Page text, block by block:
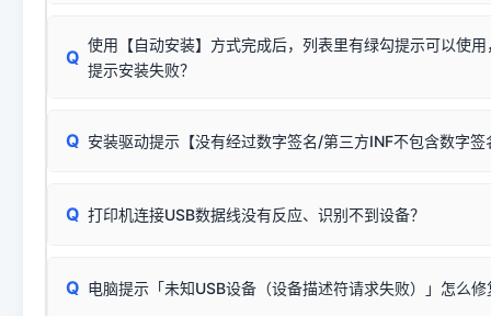
Q
使用【自动安装】方式完成后，列表里有绿勾提示可以使
提示安装失败？
由于本站驱动包集成了32位和64位驱动，自动安装程序在运
✔ 可以使用了
：代表与您当
（被自动跳过），并不影响正
Q 安装驱动提示【没有经过数字签名/第三方INF不包含数字
往往会弹出此类提示。
系统（如 Win10/Win11 最新版）已彻底不再识别老旧驱
致安装失败。请尝试以下方案：
Q 打印机连接USB数据线没有反应、识别不到设备？
首先确认打印机电源已开启，USB数据线两端已完全插紧；
Q 电脑提示「未知USB设备（设备描述符请求失败）」怎么修